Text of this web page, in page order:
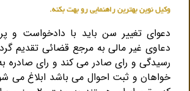
وکیل نوین بهترین راهنمایی رو بهت بکنه.
دعوای تغییر سن باید با دادخواست و
دعاوی غیر مالی به مرجع قضائی تقدیم
رسیدگی و رای صادر می کند و رای صادره
خواهان و ثبت احوال می باشد ابلاغ می